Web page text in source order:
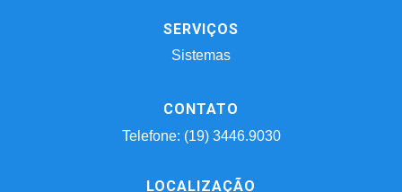
SERVIÇOS
Sistemas
CONTATO
Telefone: (19) 3446.9030
LOCALIZAÇÃO